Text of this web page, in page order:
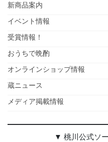
新商品案内
イベント情報
受賞情報！
おうちで晩酌
オンラインショップ情報
蔵ニュース
メディア掲載情報
▼ 桃川公式ソ